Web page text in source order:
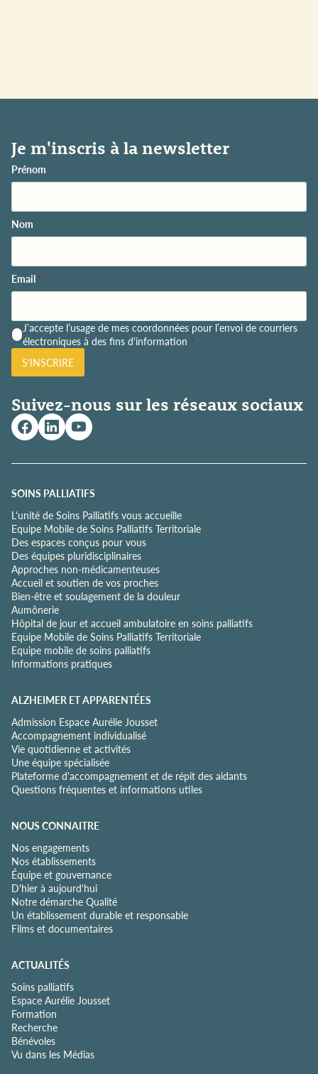
Je m'inscris à la newsletter
Prénom
Nom
Email *
P
o
l
t
q
u
e
e
o
n
f
i
d
e
n
t
i
a
l
i
t
é
J’accepte l’usage de mes coordonnées pour l’envoi de courriers
électroniques à des fins d'information *
S'INSCRIRE
Suivez-nous sur les réseaux sociaux
SOINS PALLIATIFS
L'unité de Soins Palliatifs vous accueille
Equipe Mobile de Soins Palliatifs Territoriale
Des espaces conçus pour vous
Des équipes pluridisciplinaires
Approches non-médicamenteuses
Accueil et soutien de vos proches
Bien-être et soulagement de la douleur
Aumônerie
Hôpital de jour et accueil ambulatoire en soins palliatifs
Equipe Mobile de Soins Palliatifs Territoriale
Equipe mobile de soins palliatifs
Informations pratiques
ALZHEIMER ET APPARENTÉES
Admission Espace Aurélie Jousset
Accompagnement individualisé
Vie quotidienne et activités
Une équipe spécialisée
Plateforme d'accompagnement et de répit des aidants
Questions fréquentes et informations utiles
NOUS CONNAITRE
Nos engagements
Nos établissements
Équipe et gouvernance
D'hier à aujourd'hui
Notre démarche Qualité
Un établissement durable et responsable
Films et documentaires
ACTUALITÉS
Soins palliatifs
Espace Aurélie Jousset
Formation
Recherche
Bénévoles
Vu dans les Médias